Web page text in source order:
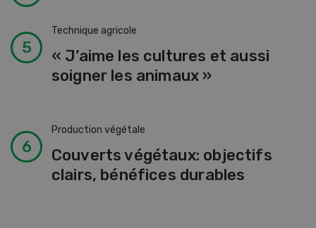
Technique agricole
« J’aime les cultures et aussi
soigner les animaux »
Production végétale
Couverts végétaux: objectifs
clairs, bénéfices durables